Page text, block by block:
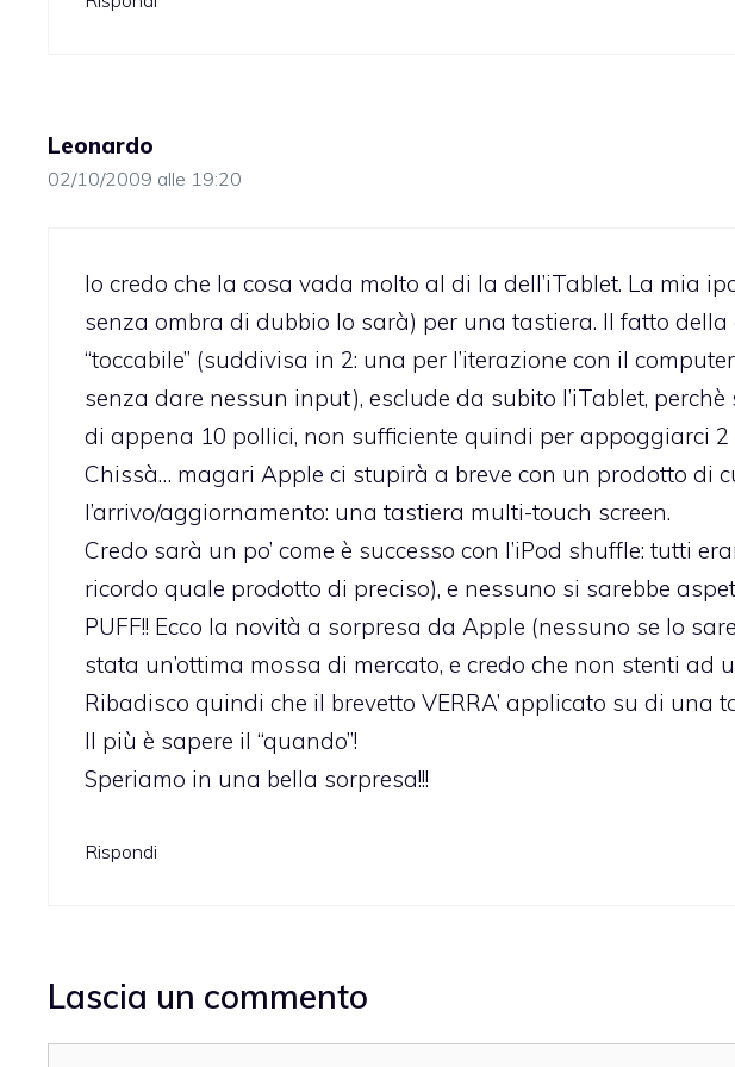
Leonardo
02/10/2009 alle 19:20
Io credo che la cosa vada molto al di la dell’iTablet. La mia
senza ombra di dubbio lo sarà) per una tastiera. Il fatto
“toccabile” (suddivisa in 2: una per l’iterazione con il
senza dare nessun input), esclude da subito l’iTablet,
di appena 10 pollici, non sufficiente quindi per appoggiarci 2
Chissà… magari Apple ci stupirà a breve con un prodotto di
l’arrivo/aggiornamento: una tastiera multi-touch screen.
Credo sarà un po’ come è successo con l’iPod shuffle: tutti
ricordo quale prodotto di preciso), e nessuno si sarebbe
PUFF!! Ecco la novità a sorpresa da Apple (nessuno se lo
stata un’ottima mossa di mercato, e credo che non stenti ad
Ribadisco quindi che il brevetto VERRA’ applicato su di una
Il più è sapere il “quando”!
Speriamo in una bella sorpresa!!!
Rispondi
Lascia un commento